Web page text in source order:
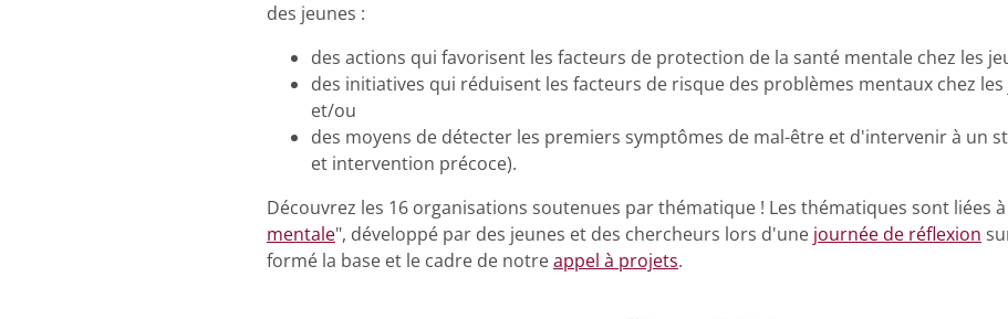
des jeunes :
des actions qui favorisent les facteurs de protection de la santé mentale chez les
des initiatives qui réduisent les facteurs de risque des problèmes mentaux chez
et/ou
des moyens de détecter les premiers symptômes de mal-être et d'intervenir à un
et intervention précoce).
Découvrez les 16 organisations soutenues par thématique ! Les thématiques sont liées
mentale", développé par des jeunes et des chercheurs lors d'une journée de réflexion
formé la base et le cadre de notreappel à projets.